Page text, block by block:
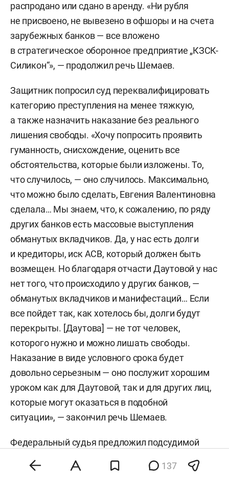
распродано или сдано в аренду. «Ни рубля
не присвоено, не вывезено в офшоры и на счета
зарубежных банков — все вложено
в стратегическое оборонное предприятие „КЗСК-
Силикон“», — продолжил речь Шемаев.
Защитник попросил суд переквалифицировать
категорию преступления на менее тяжкую,
а также назначить наказание без реального
лишения свободы. «Хочу попросить проявить
гуманность, снисхождение, оценить все
обстоятельства, которые были изложены. То,
что случилось, — оно случилось. Максимально,
что можно было сделать, Евгения Валентиновна
сделала… Мы знаем, что, к сожалению, по ряду
других банков есть массовые выступления
обманутых вкладчиков. Да, у нас есть долги
и кредиторы, иск АСВ, который должен быть
возмещен. Но благодаря отчасти Даутовой у нас
нет того, что происходило у других банков, —
обманутых вкладчиков и манифестаций… Если
все пойдет так, как хотелось бы, долги будут
перекрыты. [Даутова] — не тот человек,
которого нужно и можно лишать свободы.
Наказание в виде условного срока будет
довольно серьезным — оно послужит хорошим
уроком как для Даутовой, так и для других лиц,
которые могут оказаться в подобной
ситуации», — закончил речь Шемаев.
Федеральный судья предложил подсудимой
я в прениях максимально подробно объяснила
137